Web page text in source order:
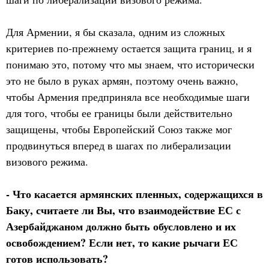
Для Армении, я бы сказала, одним из сложных
критериев по-прежнему остается защита границ, и я
понимаю это, потому что мы знаем, что исторически
это не было в руках армян, поэтому очень важно,
чтобы Армения предприняла все необходимые шаги
для того, чтобы ее границы были действительно
защищены, чтобы Европейский Союз также мог
продвинуться вперед в шагах по либерализации
визового режима.
- Что касается армянских пленных, содержащихся в
Баку, считаете ли Вы, что взаимодействие ЕС с
Азербайджаном должно быть обусловлено и их
освобождением? Если нет, то какие рычаги ЕС
готов использовать?